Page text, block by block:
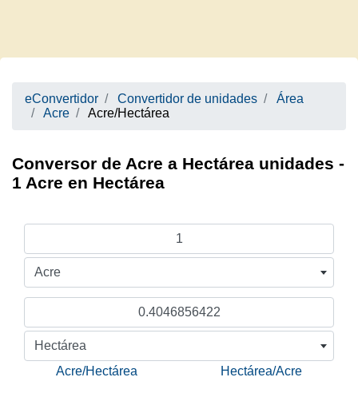
eConvertidor Convertidor de unidades
Área
Acre
Acre/Hectárea
Conversor de Acre a Hectárea unidades -
1 Acre en Hectárea
Acre
Hectárea
Acre/Hectárea
Hectárea/Acre